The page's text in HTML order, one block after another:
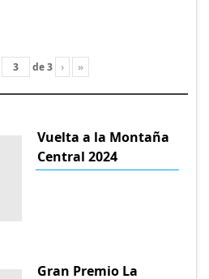
de3 › »
Vuelta a la Montaña
Central 2024
Gran Premio La